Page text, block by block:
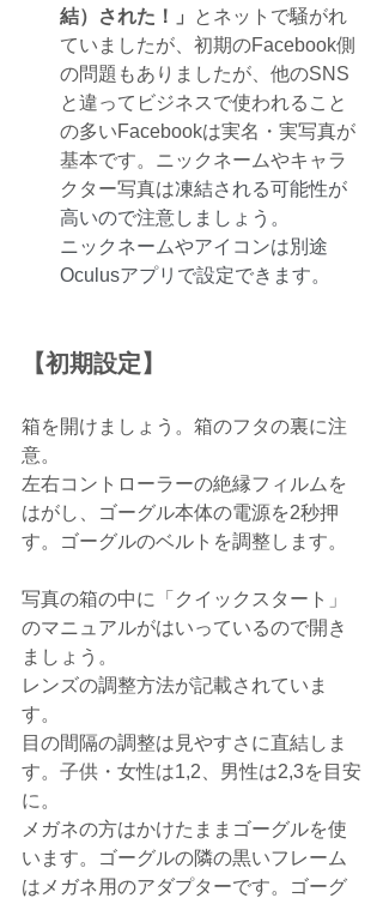
結）された！」
とネットで騒がれ
ていましたが、初期のFacebook側
の問題もありましたが、他のSNS
と違ってビジネスで使われること
の多いFacebookは実名・実写真が
基本です。ニックネームやキャラ
クター写真は凍結される可能性が
高いので注意しましょう。
ニックネームやアイコンは別途
Oculusアプリで設定できます。
【初期設定】
箱を開けましょう。箱のフタの裏に注
意。
左右コントローラーの絶縁フィルムを
はがし、ゴーグル本体の電源を2秒押
す。ゴーグルのベルトを調整します。
写真の箱の中に「クイックスタート」
のマニュアルがはいっているので開き
ましょう。
レンズの調整方法が記載されていま
す。
目の間隔の調整は見やすさに直結しま
す。子供・女性は1,2、男性は2,3を目安
に。
メガネの方はかけたままゴーグルを使
います。ゴーグルの隣の黒いフレーム
はメガネ用のアダプターです。ゴーグ